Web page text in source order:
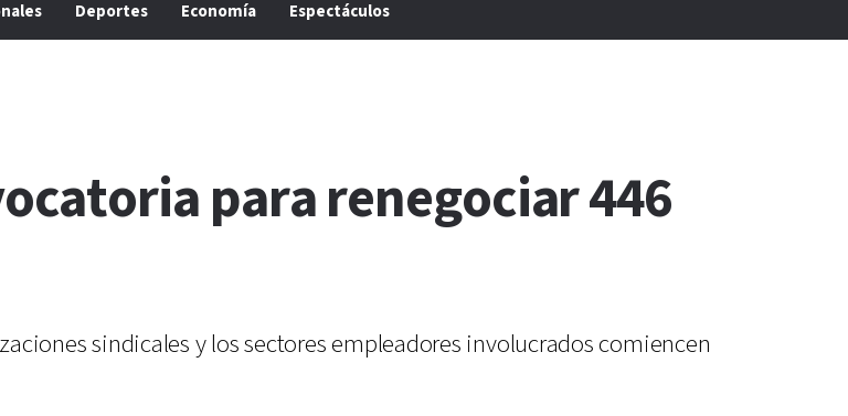
Deportes Economía Espectáculos
para renegociar 446
sindicales y los sectores empleadores involucrados comiencen